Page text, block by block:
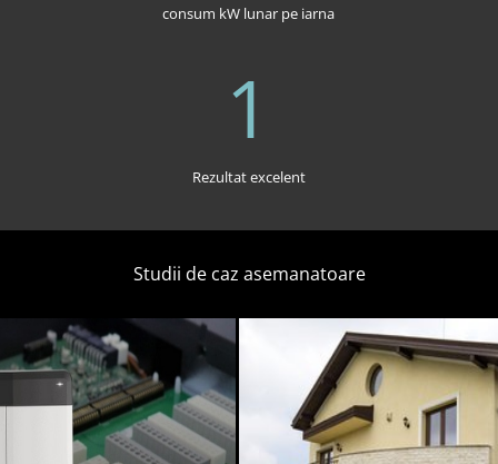
consum kW lunar pe iarna
1
Rezultat excelent
Studii de caz asemanatoare